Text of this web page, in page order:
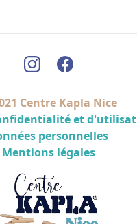
Centre Kapla Nice
et
personnelles
Mentions légales